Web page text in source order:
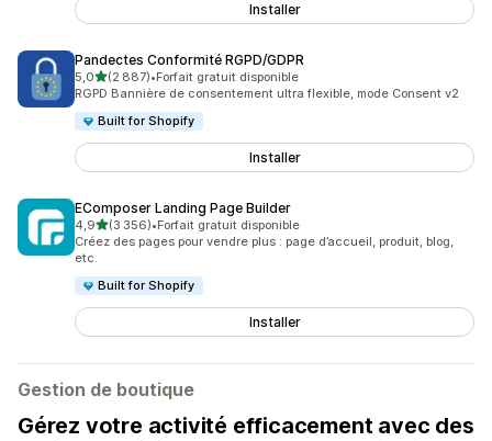
Installer
Pandectes Conformité RGPD/GDPR
5,0étoile(s) sur 5
(2 887)
2887 avis au total
•Forfait gratuit disponible
RGPD Bannière de consentement ultra flexible, mode Consent v2
Built for Shopify
Installer
EComposer Landing Page Builder
4,9étoile(s) sur 5
(3 356)
3356 avis au total
•Forfait gratuit disponible
Créez des pages pour vendre plus : page d’accueil, produit, blog,
etc.
Built for Shopify
Installer
Gestion de boutique
Gérez votre activité efficacement avec des